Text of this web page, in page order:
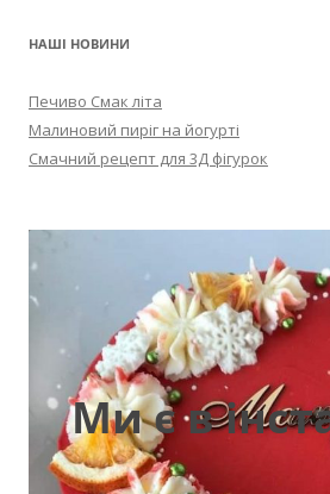
НАШІ НОВИНИ
Печиво Смак літа
Малиновий пиріг на йогурті
Смачний рецепт для 3Д фігурок
Ми є в